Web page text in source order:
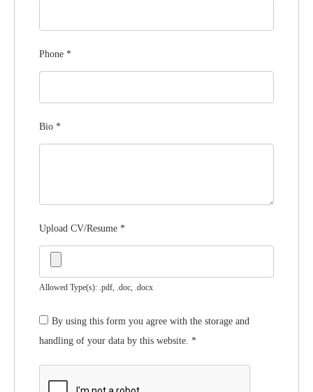
Phone *
Bio *
Upload CV/Resume *
Allowed Type(s): .pdf, .doc, .docx
By using this form you agree with the storage and
handling of your data by this website. *